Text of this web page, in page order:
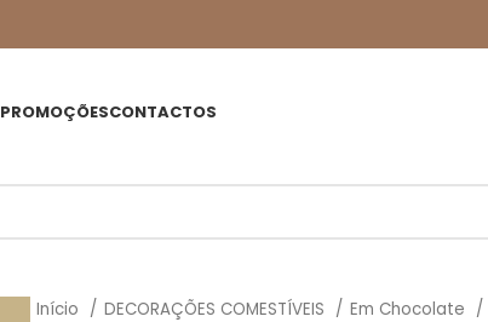
PROMOÇÕESCONTACTOS
Início DECORAÇÕES COMESTÍVEIS
Em Chocolate